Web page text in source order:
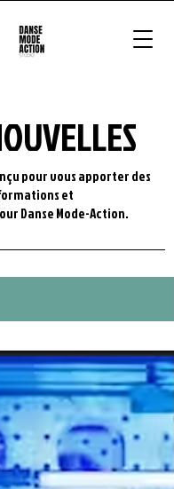
pour vous apporter des
et
Danse Mode-Action.